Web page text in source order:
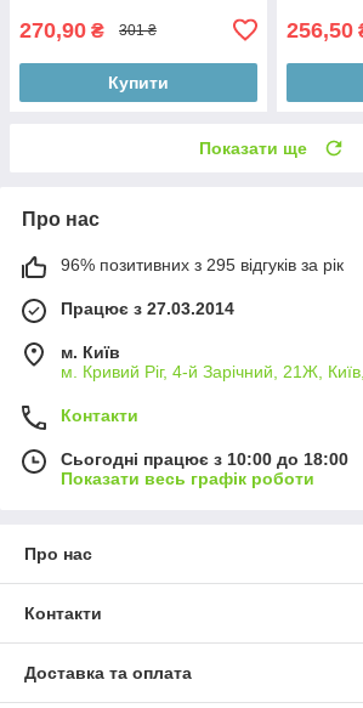
270,90 ₴ 301 ₴
Купити
256,50
Показати ще
Про нас
96% позитивних з 295 відгуків за рік
Працює з 27.03.2014
м. Київ
м. Кривий Ріг, 4-й Зарічний, 21Ж,
Контакти
Сьогодні працює з 10:00 до 18:00
Показати весь графік роботи
Про нас
Контакти
Доставка та оплата